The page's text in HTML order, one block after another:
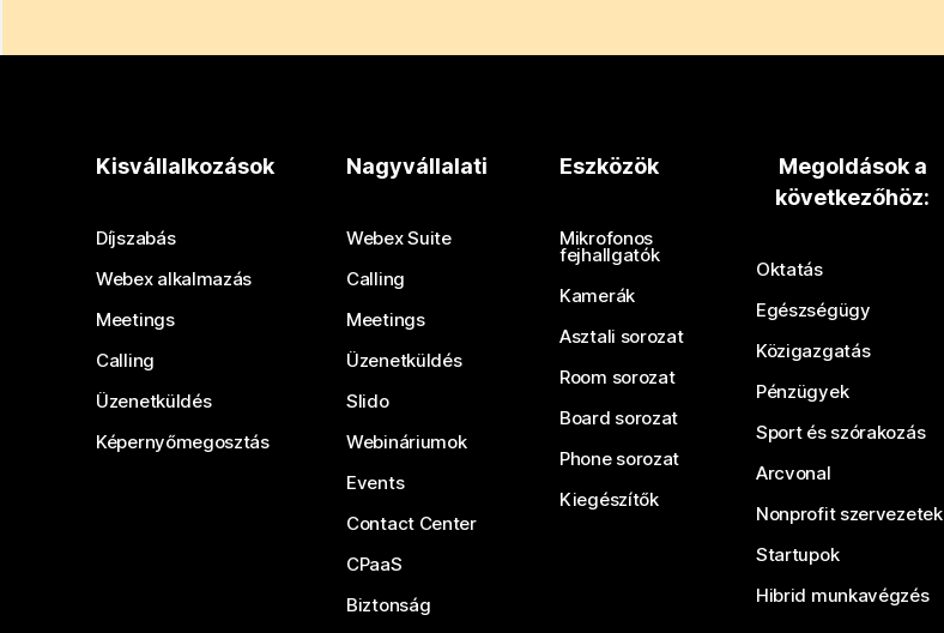
Kisvállalkozások
Díjszabás
Webex alkalmazás
Meetings
Calling
Üzenetküldés
Képernyőmegosztás
Nagyvállalati
Webex Suite
Calling
Meetings
Üzenetküldés
Slido
Webináriumok
Events
Contact Center
CPaaS
Biztonság
Eszközök
Mikrofonos
fejhallgatók
Kamerák
Asztali sorozat
Room sorozat
Board sorozat
Phone sorozat
Kiegészítők
Megoldások a
következőhöz:
Oktatás
Egészségügy
Közigazgatás
Pénzügyek
Sport és szórakozás
Arcvonal
Nonprofit szervezetek
Startupok
Hibrid munkavégzés